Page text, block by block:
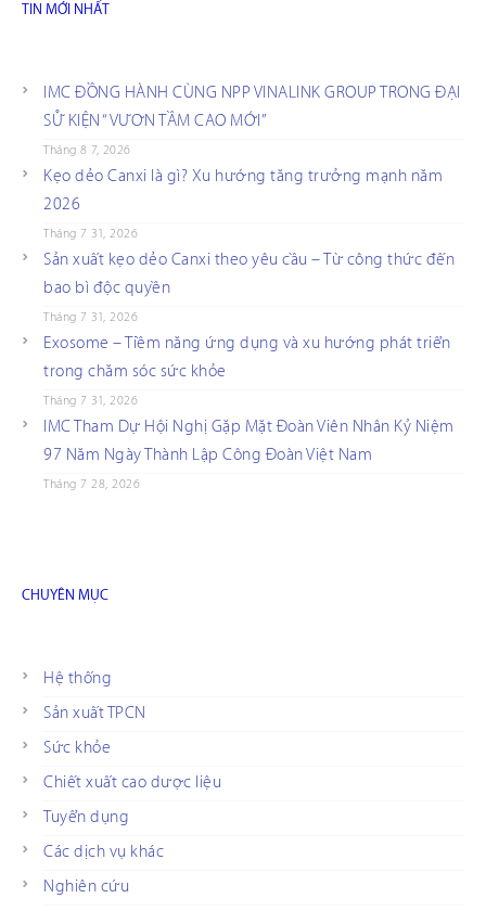
TIN MỚI NHẤT
IMC ĐỒNG HÀNH CÙNG NPP VINALINK GROUP TRONG ĐẠI
SỰ KIỆN “VƯƠN TẦM CAO MỚI”
Tháng 8 7, 2026
Kẹo dẻo Canxi là gì? Xu hướng tăng trưởng mạnh năm
2026
Tháng 7 31, 2026
Sản xuất kẹo dẻo Canxi theo yêu cầu – Từ công thức đến
bao bì độc quyền
Tháng 7 31, 2026
Exosome – Tiềm năng ứng dụng và xu hướng phát triển
trong chăm sóc sức khỏe
Tháng 7 31, 2026
IMC Tham Dự Hội Nghị Gặp Mặt Đoàn Viên Nhân Kỷ Niệm
97 Năm Ngày Thành Lập Công Đoàn Việt Nam
Tháng 7 28, 2026
CHUYÊN MỤC
Hệ thống
Sản xuất TPCN
Sức khỏe
Chiết xuất cao dược liệu
Tuyển dụng
Các dịch vụ khác
Nghiên cứu